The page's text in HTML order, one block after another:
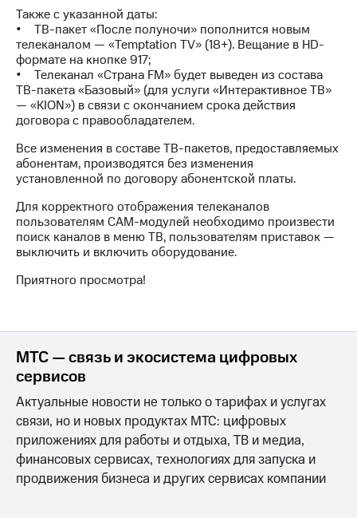
Семейная
группа
Скидка
на тарифы,
общие
подписки
и услуги,
доступ
к геолокации
Кино,
книги
и не
только
Здоровье
и фитнес
Приложения
Акции
полезного
есть
в нашем
приложении
КИОН
КИОН
КИОН
Строки
Live
Гудок
Мой
МТС
приложения
Инвестиции
Получайте
онлайн
Страхование
Покупка
Также с указанной даты:
• ТВ-пакет «После полуночи» пополнится новым
телеканалом — «Temptation TV» (18+). Вещание в HD-
формате на кнопке 917;
• Телеканал «Страна FM» будет выведен из состава
ТВ-пакета «Базовый» (для услуги «Интерактивное ТВ»
— «KION») в связи с окончанием срока действия
договора с правообладателем.
Все изменения в составе ТВ-пакетов, предоставляемых
абонентам, производятся без изменения
установленной по договору абонентской платы.
Для корректного отображения телеканалов
пользователям CAM-модулей необходимо произвести
поиск каналов в меню ТВ, пользователям приставок —
выключить и включить оборудование.
Приятного просмотра!
МТС — связь и экосистема цифровых
сервисов
Актуальные новости не только о тарифах и услугах
связи, но и новых продуктах МТС: цифровых
приложениях для работы и отдыха, ТВ и медиа,
финансовых сервисах, технологиях для запуска и
продвижения бизнеса и других сервисах компании